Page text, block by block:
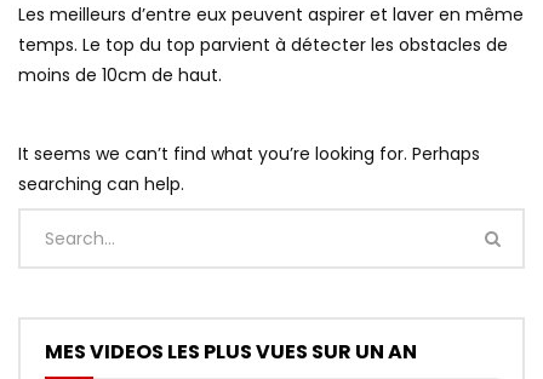
Les meilleurs d’entre eux peuvent aspirer et laver en même
temps. Le top du top parvient à détecter les obstacles de
moins de 10cm de haut.
It seems we can’t find what you’re looking for. Perhaps
searching can help.
MES VIDEOS LES PLUS VUES SUR UN AN